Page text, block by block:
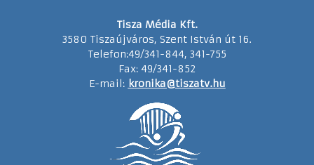
Tisza Média Kft.
3580 Tiszaújváros, Szent István út 16.
Telefon:49/341-844, 341-755
Fax: 49/341-852
E-mail: kronika@tiszatv.hu